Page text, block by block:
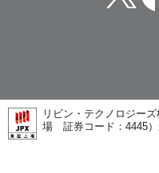
リビン・テクノロジー
場 証券コード：4445）